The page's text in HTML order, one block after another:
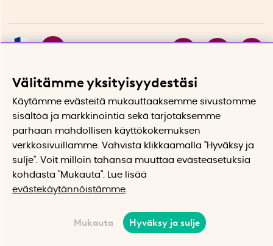
Inspiraatiota uutiskirjeestämme!
Tilaa
Välitämme yksityisyydestäsi
Käytämme evästeitä mukauttaaksemme sivustomme
sisältöä ja markkinointia sekä tarjotaksemme
parhaan mahdollisen käyttökokemuksen
verkkosivuillamme. Vahvista klikkaamalla "Hyväksy ja
sulje". Voit milloin tahansa muuttaa evästeasetuksia
kohdasta "Mukauta". Lue lisää
evästekäytännöistämme
Mukauta Hyväksy ja sulje